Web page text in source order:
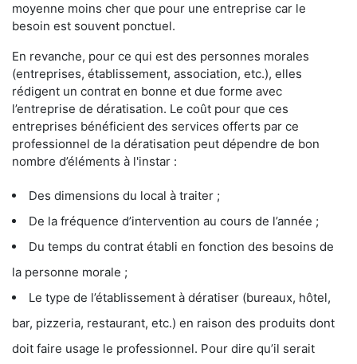
moyenne moins cher que pour une entreprise car le
besoin est souvent ponctuel.
En revanche, pour ce qui est des personnes morales
(entreprises, établissement, association, etc.), elles
rédigent un contrat en bonne et due forme avec
l’entreprise de dératisation. Le coût pour que ces
entreprises bénéficient des services offerts par ce
professionnel de la dératisation peut dépendre de bon
nombre d’éléments à l'instar :
Des dimensions du local à traiter ;
De la fréquence d’intervention au cours de l’année ;
Du temps du contrat établi en fonction des besoins de
la personne morale ;
Le type de l’établissement à dératiser (bureaux, hôtel,
bar, pizzeria, restaurant, etc.) en raison des produits dont
doit faire usage le professionnel. Pour dire qu’il serait